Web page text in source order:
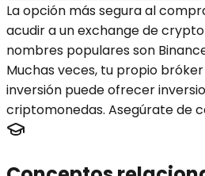
La opción más segura al
acudir a un exchange de
nombres populares son
Muchas veces, tu propio
inversión puede ofrecer
criptomonedas. Asegúrate de